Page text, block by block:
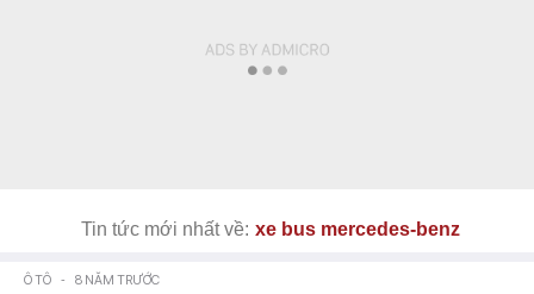
Tin tức mới nhất về: xe bus mercedes-benz
Ô TÔ - 8 NĂM TRƯỚC